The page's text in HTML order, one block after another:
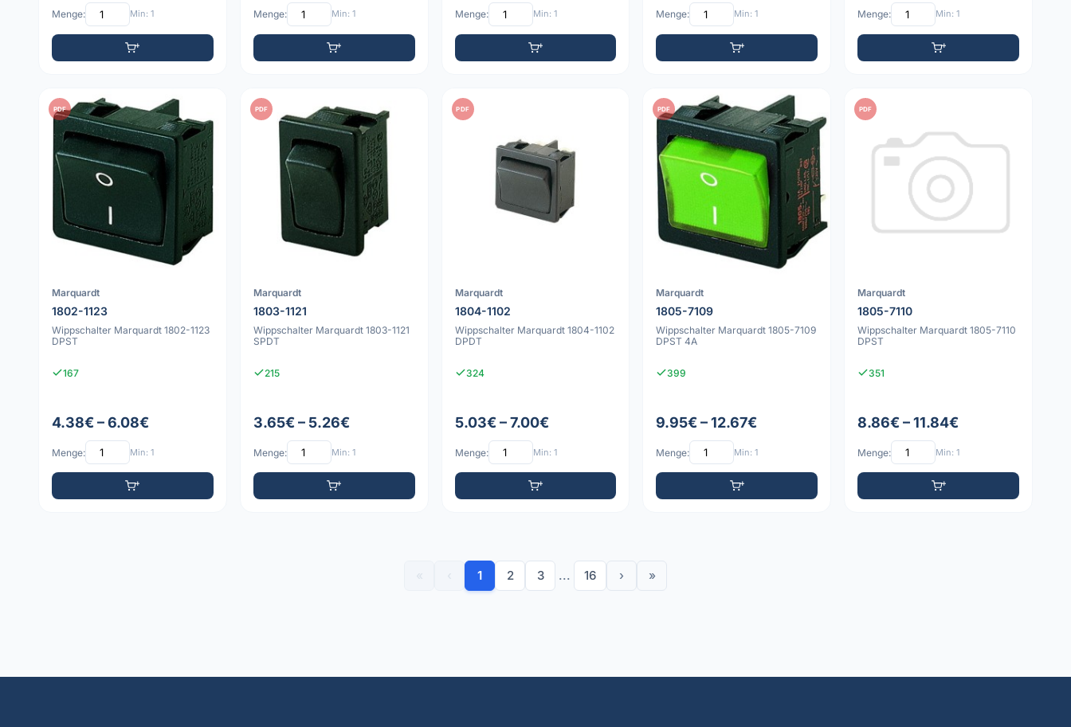
Menge: Min: 1 Menge: Min: 1 Menge: Min: 1 Menge: Min: 1 Menge: Min: 1
PDF
Marquardt
1802-1123
Wippschalter Marquardt 1802-1123
DPST
167
4.38€ – 6.08€
Menge: Min: 1
PDF
Marquardt
1803-1121
Wippschalter Marquardt 1803-1121
SPDT
215
3.65€ – 5.26€
Menge: Min: 1
PDF
Marquardt
1804-1102
Wippschalter Marquardt 1804-1102
DPDT
324
5.03€ – 7.00€
Menge: Min: 1
PDF
Marquardt
1805-7109
Wippschalter Marquardt 1805-7109
DPST 4A
399
9.95€ – 12.67€
Menge: Min: 1
PDF
Marquardt
1805-7110
Wippschalter Marquardt 1805-7110
DPST
351
8.86€ – 11.84€
Menge: Min: 1
1 2 3 ... 16 › »